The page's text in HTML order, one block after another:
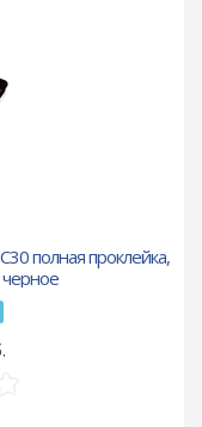
полная проклейка,
черное